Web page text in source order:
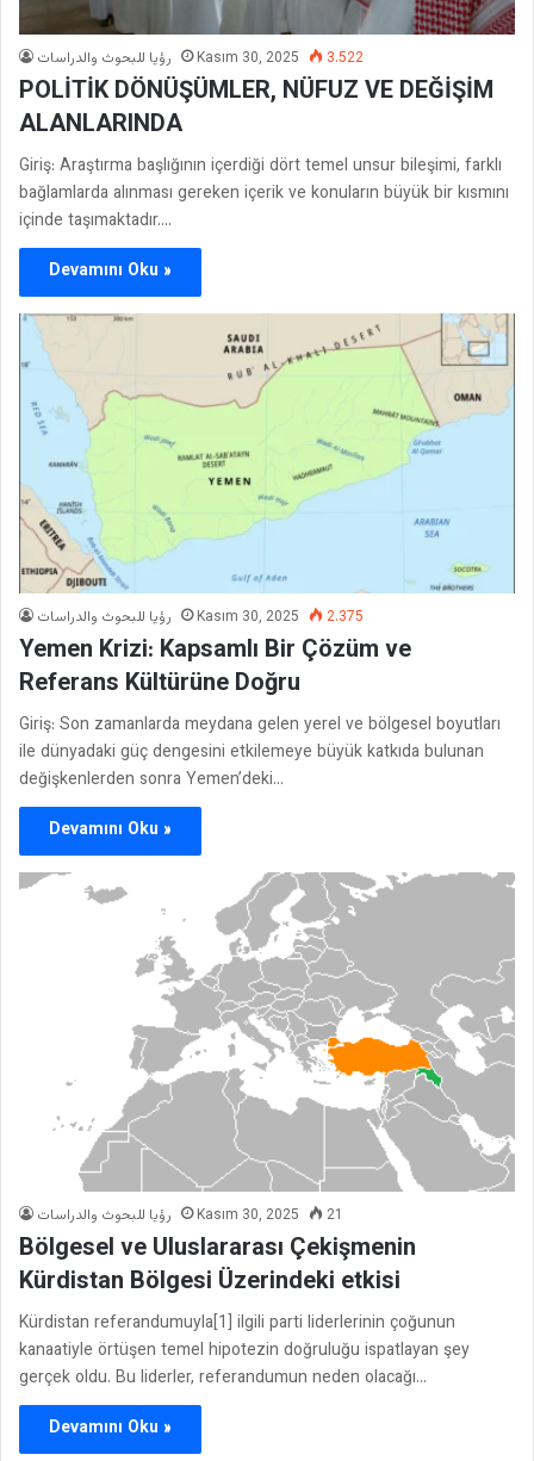
رؤيا للبحوث والدراسات Kasım 30, 2025 3.522
POLİTİK DÖNÜŞÜMLER, NÜFUZ VE DEĞİŞİM
ALANLARINDA
Giriş: Araştırma başlığının içerdiği dört temel unsur bileşimi, farklı
bağlamlarda alınması gereken içerik ve konuların büyük bir kısmını
içinde taşımaktadır.…
Devamını Oku »
رؤيا للبحوث والدراسات Kasım 30, 2025 2.375
Yemen Krizi: Kapsamlı Bir Çözüm ve
Referans Kültürüne Doğru
Giriş: Son zamanlarda meydana gelen yerel ve bölgesel boyutları
ile dünyadaki güç dengesini etkilemeye büyük katkıda bulunan
değişkenlerden sonra Yemen’deki…
Devamını Oku »
رؤيا للبحوث والدراسات Kasım 30, 2025 21
Bölgesel ve Uluslararası Çekişmenin
Kürdistan Bölgesi Üzerindeki etkisi
Kürdistan referandumuyla[1] ilgili parti liderlerinin çoğunun
kanaatiyle örtüşen temel hipotezin doğruluğu ispatlayan şey
gerçek oldu. Bu liderler, referandumun neden olacağı…
Devamını Oku »